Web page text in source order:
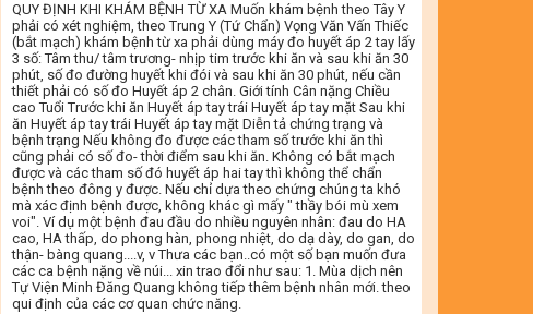
QUY ĐỊNH KHI KHÁM BỆNH TỪ XA Muốn khám bệnh theo Tây Y
phải có xét nghiệm, theo Trung Y (Tứ Chẩn) Vọng Văn Vấn Thiếc
(bắt mạch) khám bệnh từ xa phải dùng máy đo huyết áp 2 tay lấy
3 số: Tâm thu/ tâm trương- nhịp tim trước khi ăn và sau khi ăn 30
phút, số đo đường huyết khi đói và sau khi ăn 30 phút, nếu cần
thiết phải có số đo Huyết áp 2 chân. Giới tính Cân nặng Chiều
cao Tuổi Trước khi ăn Huyết áp tay trái Huyết áp tay mặt Sau khi
ăn Huyết áp tay trái Huyết áp tay mặt Diễn tả chứng trạng và
bệnh trạng Nếu không đo được các tham số trước khi ăn thì
cũng phải có số đo- thời điểm sau khi ăn. Không có bắt mạch
được và các tham số đó huyết áp hai tay thì không thể chẩn
bệnh theo đông y được. Nếu chỉ dựa theo chứng chúng ta khó
mà xác định bệnh được, không khác gì mấy " thầy bói mù xem
voi". Ví dụ một bệnh đau đầu do nhiều nguyên nhân: đau do HA
cao, HA thấp, do phong hàn, phong nhiệt, do dạ dày, do gan, do
thận- bàng quang....v, v Thưa các bạn..có một số bạn muốn đưa
các ca bệnh nặng về núi... xin trao đổi như sau: 1. Mùa dịch nên
Tự Viện Minh Đăng Quang không tiếp thêm bệnh nhân mới. theo
qui định của các cơ quan chức năng.